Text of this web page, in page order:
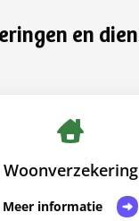
en
Woonverzekering
Meer informatie